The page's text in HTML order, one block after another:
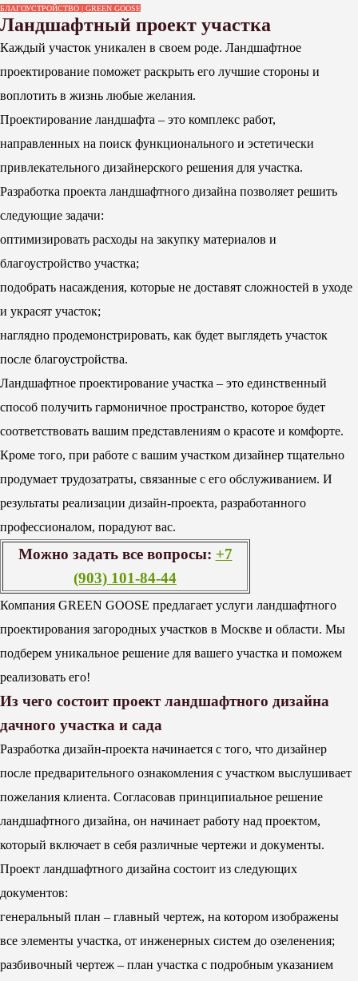
БЛАГОУСТРОЙСТВО | GREEN GOOSE
Ландшафтный проект участка
Каждый участок уникален в своем роде. Ландшафтное
проектирование поможет раскрыть его лучшие стороны и
воплотить в жизнь любые желания.
Проектирование ландшафта – это комплекс работ,
направленных на поиск функционального и эстетически
привлекательного дизайнерского решения для участка.
Разработка проекта ландшафтного дизайна позволяет решить
следующие задачи:
оптимизировать расходы на закупку материалов и
благоустройство участка;
подобрать насаждения, которые не доставят сложностей в уходе
и украсят участок;
наглядно продемонстрировать, как будет выглядеть участок
после благоустройства.
Ландшафтное проектирование участка – это единственный
способ получить гармоничное пространство, которое будет
соответствовать вашим представлениям о красоте и комфорте.
Кроме того, при работе с вашим участком дизайнер тщательно
продумает трудозатраты, связанные с его обслуживанием. И
результаты реализации дизайн-проекта, разработанного
профессионалом, порадуют вас.
Можно задать все вопросы: +7
(903) 101-84-44
Компания GREEN GOOSE предлагает услуги ландшафтного
проектирования загородных участков в Москве и области. Мы
подберем уникальное решение для вашего участка и поможем
реализовать его!
Из чего состоит проект ландшафтного дизайна
дачного участка и сада
Разработка дизайн-проекта начинается с того, что дизайнер
после предварительного ознакомления с участком выслушивает
пожелания клиента. Согласовав принципиальное решение
ландшафтного дизайна, он начинает работу над проектом,
который включает в себя различные чертежи и документы.
Проект ландшафтного дизайна состоит из следующих
документов:
генеральный план – главный чертеж, на котором изображены
все элементы участка, от инженерных систем до озеленения;
разбивочный чертеж – план участка с подробным указанием